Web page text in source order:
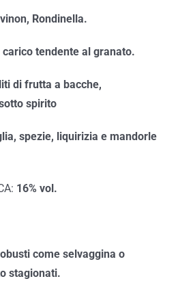
Rondinella.
tendente al granato.
di frutta a bacche,
spirito
spezie, liquirizia e mandorle
16% vol.
come selvaggina o
stagionati.